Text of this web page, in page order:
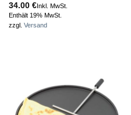
34.00 €Inkl. MwSt.
Enthält 19% MwSt.
zzgl. Versand